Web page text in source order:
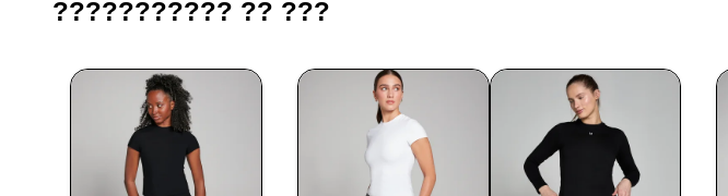
??????????? ?? ???